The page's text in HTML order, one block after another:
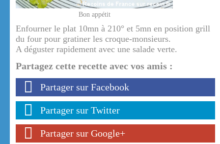
Bon appétit
Enfourner le plat 10mn à 210° et 5mn en position grill
du four pour gratiner les croque-monsieurs.
A déguster rapidement avec une salade verte.
Partagez cette recette avec vos amis :
Partager sur Facebook
Partager sur Twitter
Partager sur Google+